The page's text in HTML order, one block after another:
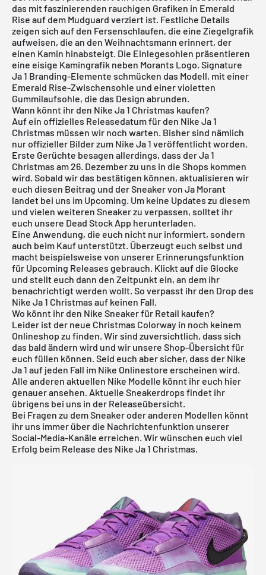
das mit faszinierenden rauchigen Grafiken in Emerald
Rise auf dem Mudguard verziert ist. Festliche Details
zeigen sich auf den Fersenschlaufen, die eine Ziegelgrafik
aufweisen, die an den Weihnachtsmann erinnert, der
einen Kamin hinabsteigt. Die Einlegesohlen präsentieren
eine eisige Kamingrafik neben Morants Logo. Signature
Ja 1 Branding-Elemente schmücken das Modell, mit einer
Emerald Rise-Zwischensohle und einer violetten
Gummilaufsohle, die das Design abrunden.
Wann könnt ihr den Nike Ja 1 Christmas kaufen?
Auf ein offizielles Releasedatum für den Nike Ja 1
Christmas müssen wir noch warten. Bisher sind nämlich
nur offizieller Bilder zum Nike Ja 1 veröffentlicht worden.
Erste Gerüchte besagen allerdings, dass der Ja 1
Christmas am 26. Dezember zu uns in die Shops kommen
wird. Sobald wir das bestätigen können, aktualisieren wir
euch diesen Beitrag und der Sneaker von Ja Morant
landet bei uns im Upcoming. Um keine Updates zu diesem
und vielen weiteren Sneaker zu verpassen, solltet ihr
euch unsere Dead Stock App herunterladen.
Eine Anwendung, die euch nicht nur informiert, sondern
auch beim Kauf unterstützt. Überzeugt euch selbst und
macht beispielsweise von unserer Erinnerungsfunktion
für Upcoming Releases gebrauch. Klickt auf die Glocke
und stellt euch dann den Zeitpunkt ein, an dem ihr
benachrichtigt werden wollt. So verpasst ihr den Drop des
Nike Ja 1 Christmas auf keinen Fall.
Wo könnt ihr den Nike Sneaker für Retail kaufen?
Leider ist der neue Christmas Colorway in noch keinem
Onlineshop zu finden. Wir sind zuversichtlich, dass sich
das bald ändern wird und wir unsere Shop-Übersicht für
euch füllen können. Seid euch aber sicher, dass der Nike
Ja 1 auf jeden Fall im Nike Onlinestore erscheinen wird.
Alle anderen aktuellen Nike Modelle könnt ihr euch hier
genauer ansehen. Aktuelle Sneakerdrops findet ihr
übrigens bei uns in der Releaseübersicht.
Bei Fragen zu dem Sneaker oder anderen Modellen könnt
ihr uns immer über die Nachrichtenfunktion unserer
Social-Media-Kanäle erreichen. Wir wünschen euch viel
Erfolg beim Release des Nike Ja 1 Christmas.